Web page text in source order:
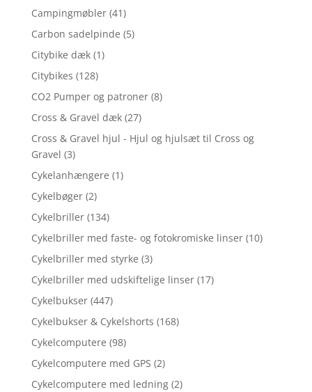
Campingmøbler (41)
Carbon sadelpinde (5)
Citybike dæk (1)
Citybikes (128)
CO2 Pumper og patroner (8)
Cross & Gravel dæk (27)
Cross & Gravel hjul - Hjul og hjulsæt til Cross og
Gravel (3)
Cykelanhængere (1)
Cykelbøger (2)
Cykelbriller (134)
Cykelbriller med faste- og fotokromiske linser (10)
Cykelbriller med styrke (3)
Cykelbriller med udskiftelige linser (17)
Cykelbukser (447)
Cykelbukser & Cykelshorts (168)
Cykelcomputere (98)
Cykelcomputere med GPS (2)
Cykelcomputere med ledning (2)